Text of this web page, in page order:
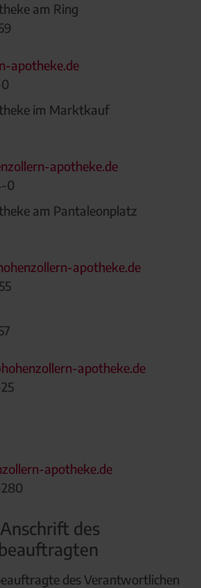
am Ring
apotheke.de
im Marktkauf
apotheke.de
0
am Pantaleonplatz
apotheke.de
apotheke.de
apotheke.de
des
des Verantwortlichen